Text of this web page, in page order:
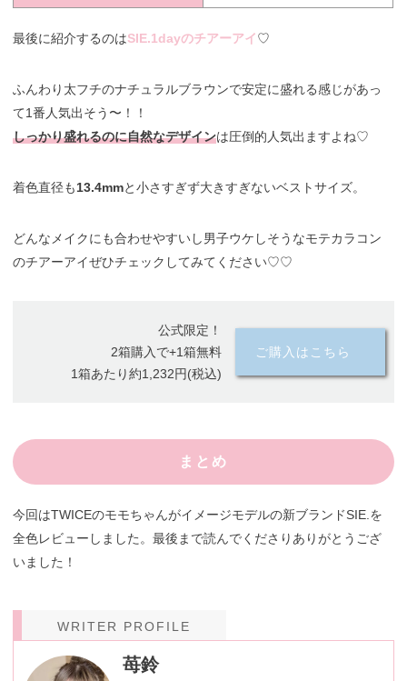
最後に紹介するのはSIE.1dayのチアーアイ♡
ふんわり太フチのナチュラルブラウンで安定に盛れる感じがあっ
て1番人気出そう〜！！
しっかり盛れるのに自然なデザインは圧倒的人気出ますよね♡
着色直径も13.4mmと小さすぎず大きすぎないベストサイズ。
どんなメイクにも合わせやすいし男子ウケしそうなモテカラコン
のチアーアイぜひチェックしてみてください♡♡
公式限定！
2箱購入で+1箱無料
1箱あたり約1,232円(税込)
ご購入はこちら
まとめ
今回はTWICEのモモちゃんがイメージモデルの新ブランドSIE.を
全色レビューしました。最後まで読んでくださりありがとうござ
いました！
WRITER PROFILE
苺鈴